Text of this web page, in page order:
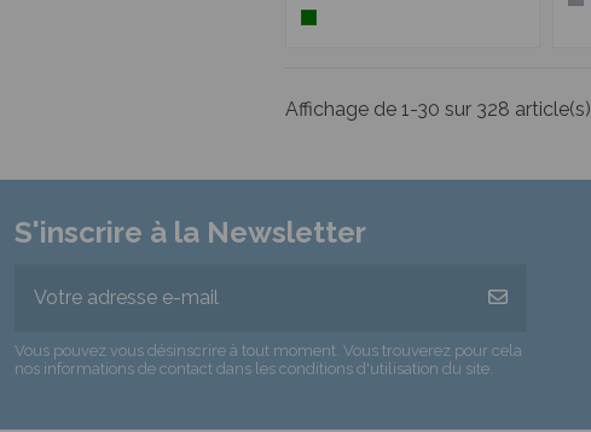
Affichage de 1-30 sur 328 article(s)
S'inscrire à la Newsletter
Vous pouvez vous désinscrire à tout moment. Vous trouverez pour cela
nos informations de contact dans les conditions d'utilisation du site.